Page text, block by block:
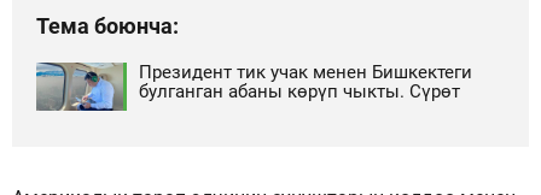
Тема боюнча:
Президент тик учак менен Бишкектеги
булганган абаны көрүп чыкты. Сүрөт